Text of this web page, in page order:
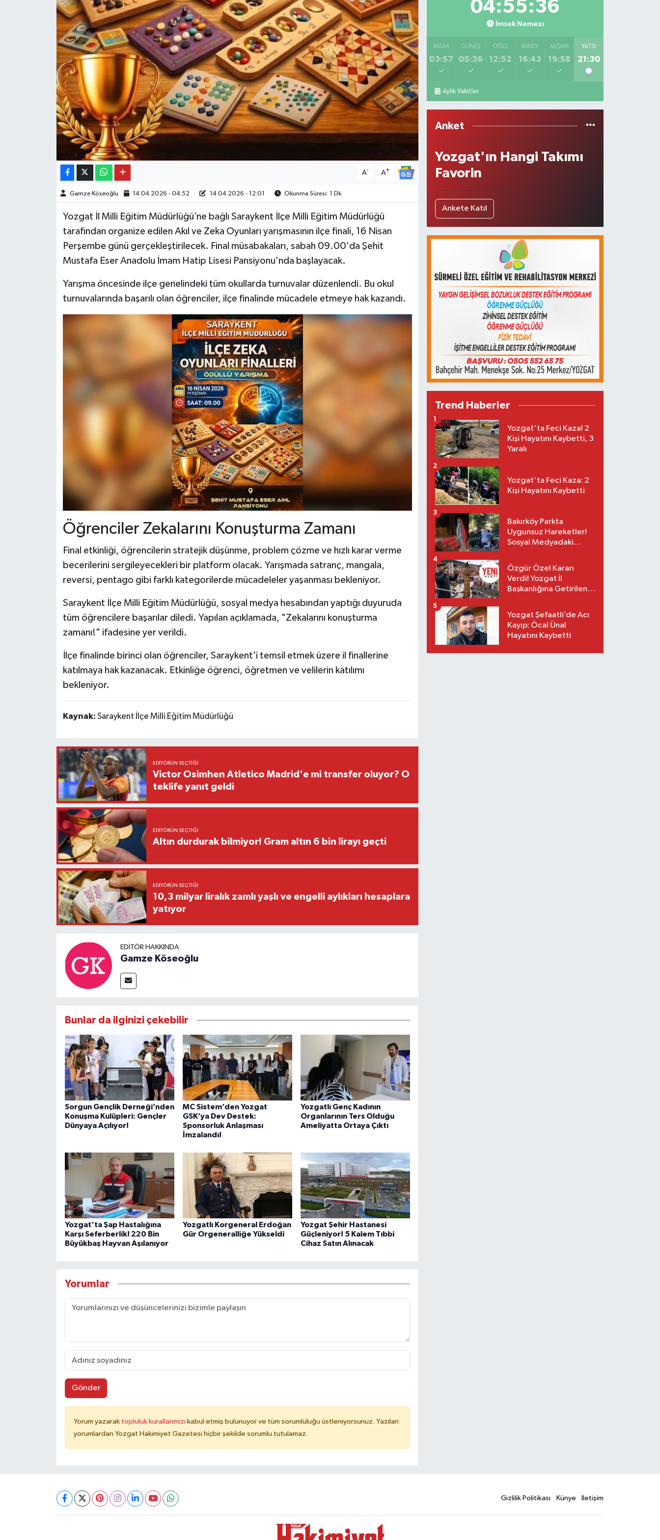
A- A+
Gamze Köseoğlu 14.04.2026 - 04:52 14.04.2026 - 12:01 Okunma Süresi: 1 Dk
Yozgat İl Milli Eğitim Müdürlüğü’ne bağlı Saraykent İlçe Milli Eğitim Müdürlüğü
tarafından organize edilen Akıl ve Zeka Oyunları yarışmasının ilçe finali, 16 Nisan
Perşembe günü gerçekleştirilecek. Final müsabakaları, sabah 09.00'da Şehit
Mustafa Eser Anadolu İmam Hatip Lisesi Pansiyonu'nda başlayacak.
Yarışma öncesinde ilçe genelindeki tüm okullarda turnuvalar düzenlendi. Bu okul
turnuvalarında başarılı olan öğrenciler, ilçe finalinde mücadele etmeye hak kazandı.
Öğrenciler Zekalarını Konuşturma Zamanı
Final etkinliği, öğrencilerin stratejik düşünme, problem çözme ve hızlı karar verme
becerilerini sergileyecekleri bir platform olacak. Yarışmada satranç, mangala,
reversi, pentago gibi farklı kategorilerde mücadeleler yaşanması bekleniyor.
Saraykent İlçe Milli Eğitim Müdürlüğü, sosyal medya hesabından yaptığı duyuruda
tüm öğrencilere başarılar diledi. Yapılan açıklamada, "Zekalarını konuşturma
zamanı!" ifadesine yer verildi.
İlçe finalinde birinci olan öğrenciler, Saraykent'i temsil etmek üzere il finallerine
katılmaya hak kazanacak. Etkinliğe öğrenci, öğretmen ve velilerin katılımı
bekleniyor.
Kaynak: Saraykent İlçe Milli Eğitim Müdürlüğü
EDITÖRÜN SEÇTIĞI
Victor Osimhen Atletico Madrid'e mi transfer oluyor? O
teklife yanıt geldi
EDITÖRÜN SEÇTIĞI
Altın durdurak bilmiyor! Gram altın 6 bin lirayı geçti
EDITÖRÜN SEÇTIĞI
10,3 milyar liralık zamlı yaşlı ve engelli aylıkları hesaplara
yatıyor
EDITÖR HAKKINDA
Gamze Köseoğlu
Bunlar da ilginizi çekebilir
Sorgun Gençlik Derneği’nden
Konuşma Kulüpleri: Gençler
Dünyaya Açılıyor!
MC Sistem’den Yozgat
GSK’ya Dev Destek:
Sponsorluk Anlaşması
İmzalandı!
Yozgatlı Genç Kadının
Organlarının Ters Olduğu
Ameliyatta Ortaya Çıktı
Yozgat'ta Şap Hastalığına
Karşı Seferberlik! 220 Bin
Büyükbaş Hayvan Aşılanıyor
Yozgatlı Korgeneral Erdoğan
Gür Orgeneralliğe Yükseldi
Yozgat Şehir Hastanesi
Güçleniyor! 5 Kalem Tıbbi
Cihaz Satın Alınacak
Yorumlar
Gönder
Yorum yazarak topluluk kurallarımızı kabul etmiş bulunuyor ve tüm sorumluluğu üstleniyorsunuz. Yazılan
yorumlardan Yozgat Hakimiyet Gazetesi hiçbir şekilde sorumlu tutulamaz.
04:55:36
İmsak Namazı
İMSAK
03:57
GÜNEŞ
05:36
ÖĞLE
12:52
İKINDI
16:43
AKŞAM
19:58
YATSI
21:30
Aylık Vakitler
Anket
Yozgat'ın Hangi Takımı
Favorin
Ankete Katıl
Trend Haberler
Yozgat'ta Feci Kaza! 2
Kişi Hayatını Kaybetti, 3
Yaralı
1
Yozgat'ta Feci Kaza: 2
Kişi Hayatını Kaybetti
2
Bakırköy Parkta
Uygunsuz Hareketler!
Sosyal Medyadaki
Gözaltı
3
Özgür Özel Kararı
Verdi! Yozgat İl
Başkanlığına Getirilen
4
Yozgat Şefaatli’de Acı
Kayıp: Öcal Ünal
Hayatını Kaybetti
5
Gizlilik Politikası Künye İletişim